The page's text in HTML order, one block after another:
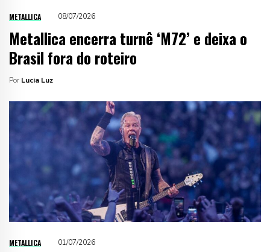
METALLICA 08/07/2026
Metallica encerra turnê ‘M72’ e deixa o
Brasil fora do roteiro
Por Lucia Luz
METALLICA 01/07/2026